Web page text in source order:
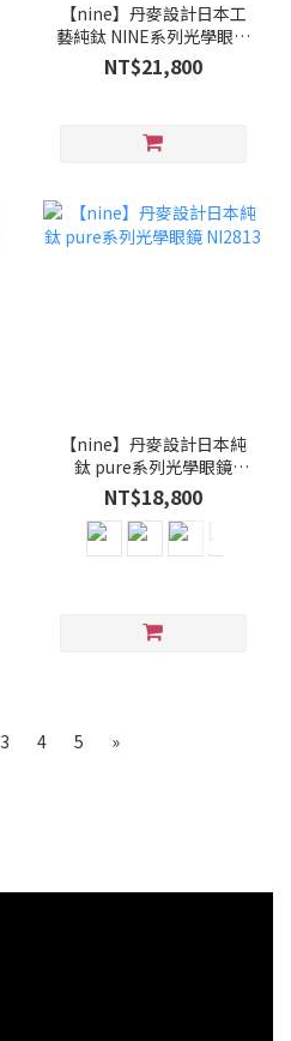
【nine】丹麥設計日本工
藝純鈦 NINE系列光學眼鏡
NI2294-0001(琥珀)
NT$21,800
【nine】丹麥設計日本純
鈦 pure系列光學眼鏡
NI2813
NT$18,800
3 4 5 »